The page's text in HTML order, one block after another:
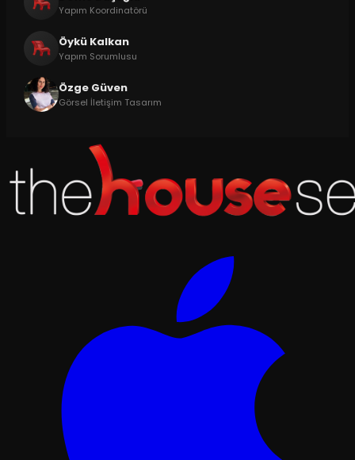
Yapım Koordinatörü
Öykü Kalkan
Yapım Sorumlusu
Özge Güven
Görsel İletişim Tasarım